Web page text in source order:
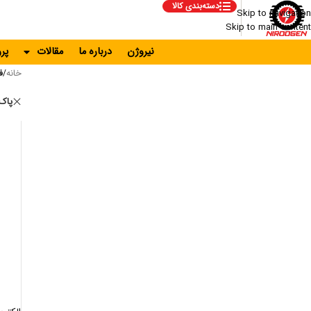
Skip to navigation
Skip to main content
دسته‌بندی کالا
نیروژن درباره ما مقالات
خانه/